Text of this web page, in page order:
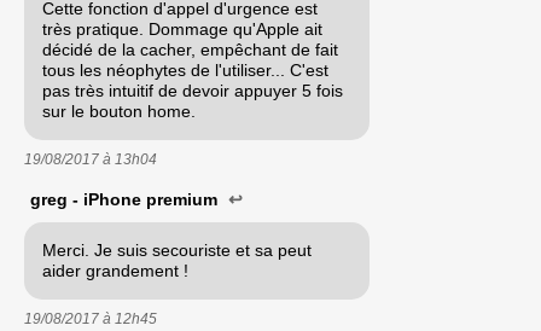
Cette fonction d'appel d'urgence est
très pratique. Dommage qu'Apple ait
décidé de la cacher, empêchant de fait
tous les néophytes de l'utiliser... C'est
pas très intuitif de devoir appuyer 5 fois
sur le bouton home.
19/08/2017 à 13h04
greg - iPhone premium ↩
Merci. Je suis secouriste et sa peut
aider grandement !
19/08/2017 à 12h45